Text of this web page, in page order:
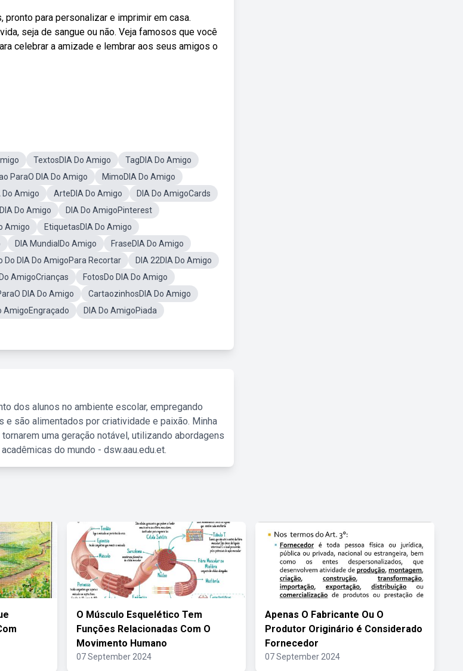
para personalizar e imprimir em casa.
seja de sangue ou não. Veja famosos que você
celebrar a amizade e lembrar aos seus amigos o
TextosDIA Do Amigo
TagDIA Do Amigo
ParaO DIA Do Amigo
MimoDIA Do Amigo
Do Amigo ArteDIA Do Amigo
DIA Do AmigoCards
Do Amigo
DIA Do AmigoPinterest
Amigo
EtiquetasDIA Do Amigo
DIA MundialDo Amigo
FraseDIA Do Amigo
Do DIA Do AmigoPara Recortar
DIA 22DIA Do Amigo
AmigoCrianças
FotosDo DIA Do Amigo
DIA Do Amigo
CartaozinhosDIA Do Amigo
AmigoEngraçado
DIA Do AmigoPiada
dos alunos no ambiente escolar, empregando
são alimentados por criatividade e paixão. Minha
uma geração notável, utilizando abordagens
do mundo - dsw.aau.edu.et.
O Músculo Esquelético Tem
Funções Relacionadas Com O
Movimento Humano
07 September 2024
Apenas O Fabricante Ou O
Produtor Originário é Considerado
Fornecedor
07 September 2024